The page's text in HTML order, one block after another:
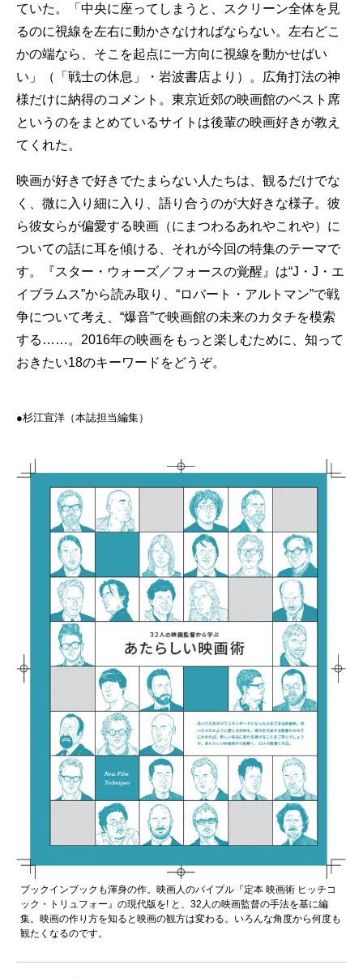
ていた。「中央に座ってしまうと、スクリーン全体を見
るのに視線を左右に動かさなければならない。左右どこ
かの端なら、そこを起点に一方向に視線を動かせばい
い」（「戦士の休息」・岩波書店より）。広角打法の神
様だけに納得のコメント。 東京近郊の映画館のベスト席
というのをまとめているサイト は後輩の映画好きが教え
てくれた。
映画が好きで好きでたまらない人たちは、観るだけでな
く、微に入り細に入り、語り合うのが大好きな様子。彼
ら彼女らが偏愛する映画（にまつわるあれやこれや）に
ついての話に耳を傾ける、それが今回の特集のテーマで
す。『スター・ウォーズ／フォースの覚醒』は“J・J・エ
イブラムス”から読み取り、“ロバート・アルトマン”で戦
争について考え、“爆音”で映画館の未来のカタチを模索
する……。2016年の映画をもっと楽しむために、知って
おきたい18のキーワードをどうぞ。
●杉江宣洋（本誌担当編集）
ブックインブックも渾身の作。映画人のバイブル『定本 映画術 ヒッチコ
ック・トリュフォー』の現代版を! と、32人の映画監督の手法を基に編
集。映画の作り方を知ると映画の観方は変わる。いろんな角度から何度も
観たくなるのです。